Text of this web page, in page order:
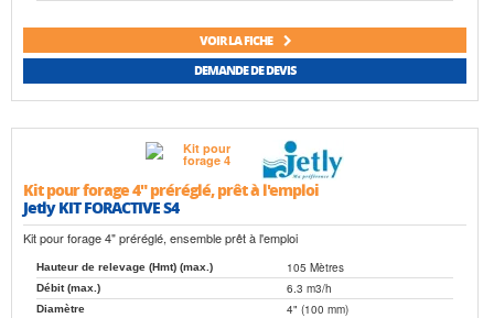
VOIR LA FICHE
DEMANDE DE DEVIS
Kit pour forage 4" préréglé, prêt à l'emploi
Jetly KIT FORACTIVE S4
Kit pour forage 4" préréglé, ensemble prêt à l'emploi
Hauteur de relevage (Hmt) (max.) 105 Mètres
Débit (max.) 6.3 m3/h
Diamètre 4" (100 mm)